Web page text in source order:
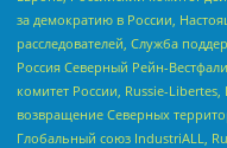
за демократию в России,
расследователей, Служба
Россия Северный Рейн-
комитет России, Russie-
возвращение Северных
Глобальный союз IndustriALL,